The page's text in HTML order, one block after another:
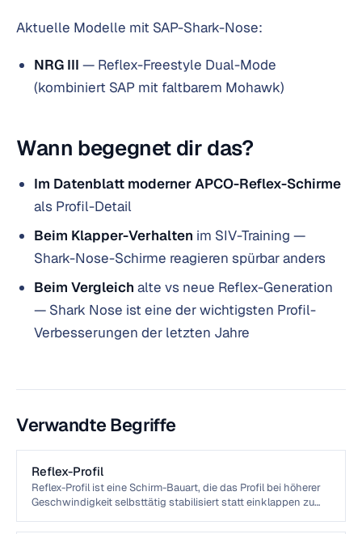
Aktuelle Modelle mit SAP-Shark-Nose:
NRG III — Reflex-Freestyle Dual-Mode
(kombiniert SAP mit faltbarem Mohawk)
Wann begegnet dir das?
Im Datenblatt moderner APCO-Reflex-Schirme
als Profil-Detail
Beim Klapper-Verhalten im SIV-Training —
Shark-Nose-Schirme reagieren spürbar anders
Beim Vergleich alte vs neue Reflex-Generation
— Shark Nose ist eine der wichtigsten Profil-
Verbesserungen der letzten Jahre
Verwandte Begriffe
Reflex-Profil
Reflex-Profil ist eine Schirm-Bauart, die das Profil bei höherer
Geschwindigkeit selbsttätig stabilisiert statt einklappen zu
Trimmern bleiben Reflex-Schirme bei 60+ km/h klappfrei.